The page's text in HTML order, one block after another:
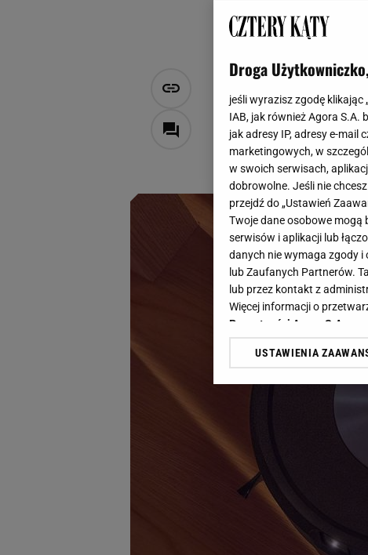
Odkurzaj i
iRobot
Natalia Szyperek
29 września 2025, 17:15
Droga
jeśli wyrazisz zgodę klikając
IAB, jak również Agora S.A.
jak adresy IP, adresy e-
marketingowych, w
w swoich serwisach,
dobrowolne. Jeśli nie
przejdź do „Ustawień
Twoje dane osobowe
serwisów i aplikacji lub
danych nie wymaga zgody i
lub Zaufanych Partnerów.
lub przez kontakt z
Więcej informacji o
Prywatności Agora S.A.
Klikając „Akceptuję”
dotyczące plików cookie,
odnośnik „Ustawienia
plików cookie możliwa jest
My, nasi Zaufani Partnerzy
Użycie dokładnych
Przechowywanie
badnie odbiorców i
USTAWIENIA